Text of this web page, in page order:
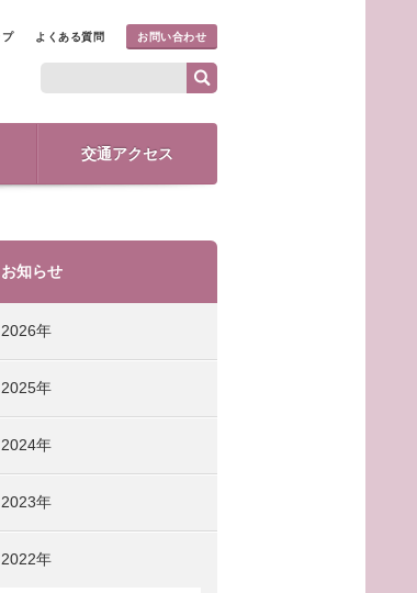
プ よくある質問 お問い合わせ
交通アクセス
お知らせ
2026年
2025年
2024年
2023年
2022年